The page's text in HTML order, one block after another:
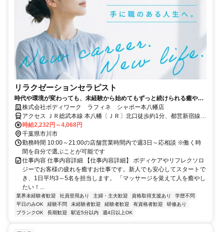
リラクゼーションセラピスト
時代や環境が変わっても、未経験から始めてもずっと続けられる癒やし
の仕事。手に職を身につけて、生き方を変えよう。
株式会社ボディワーク ラフィネ シャポー本八幡店
アクセス ＪＲ総武本線 本八幡〔ＪＲ〕北口徒歩約1分、都営新宿線
本八幡〔新宿線〕A2口徒歩約2分、京成本線 京成八幡出口3徒歩約5
分 最寄駅：本八幡駅
時給2,232円～4,068円
千葉県市川市
勤務時間 10:00～21:00の店舗営業時間内で週3日～応相談 ※働く時
間を自分で選ぶことが可能です
仕事内容 仕事内容詳細 【仕事内容詳細】 ボディケアやリフレクソロ
ジーでお客様の疲れを癒すお仕事です。新人でも安心してスタートで
き、1日平均3～5名を担当します。 「マッサージを覚えて人を癒やし
たい！...
業界未経験者歓迎 社員登用あり 主婦・主夫歓迎 資格取得支援あり
学歴不問
平日のみOK
経験不問 未経験者歓迎 経験者歓迎 有資格者歓迎
研修あり
ブランクOK
長期歓迎 駅近5分以内 週4日以上OK